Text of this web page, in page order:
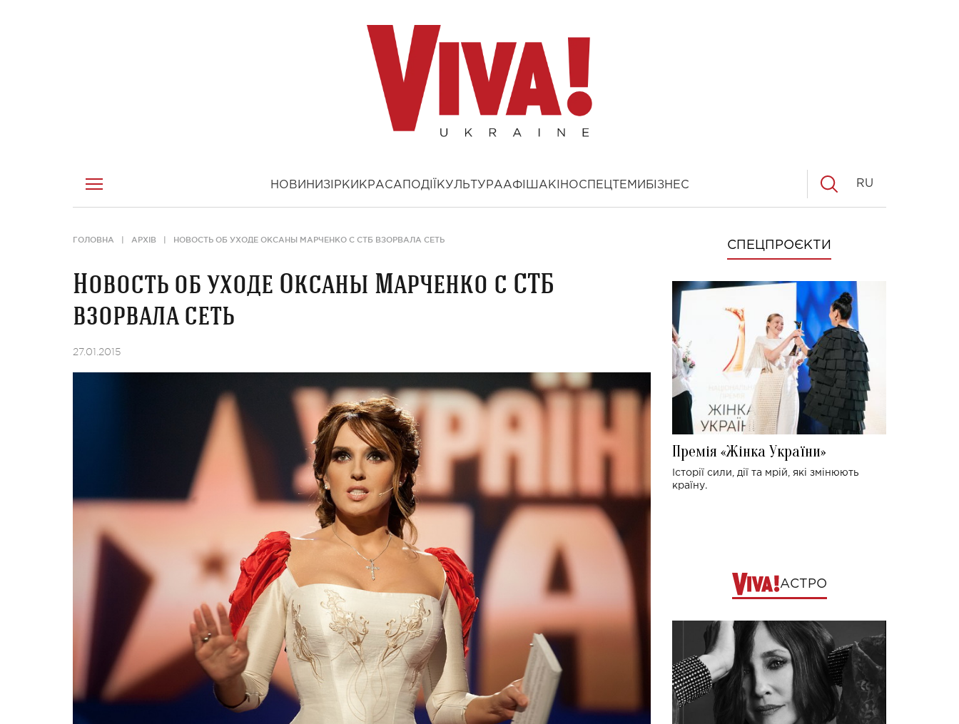
НОВИНИ ЗІРКИ КРАСА ПОДІЇ КУЛЬТУРААФІША КІНОСПЕЦТЕМИ БІЗНЕС RU
ГОЛОВНА АРХІВ НОВОСТЬ ОБ УХОДЕ ОКСАНЫ МАРЧЕНКО С СТБ ВЗОРВАЛА СЕТЬ
Новость об уходе Оксаны Марченко с СТБ
взорвала сеть
27.01.2015
СПЕЦПРОЄКТИ
Премія «Жінка України»
Історії сили, дії та мрій, які змінюють
країну.
АСТРО